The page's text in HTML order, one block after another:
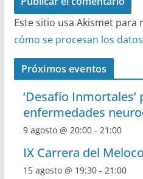
Este sitio usa Akismet para
cómo se procesan los
Próximos eventos
‘Desafío Inmortales’
enfermedades
9 agosto @ 20:00- 21:00
IX Carrera del
15 agosto @ 19:30- 21:00